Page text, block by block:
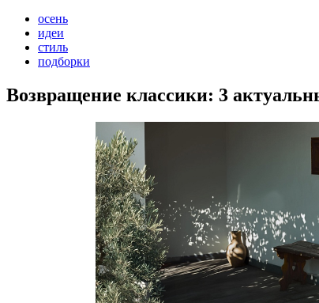
осень
идеи
стиль
подборки
Возвращение классики: 3